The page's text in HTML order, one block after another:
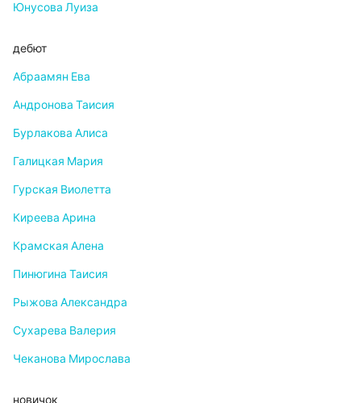
Юнусова Луиза
дебют
Абраамян Ева
Андронова Таисия
Бурлакова Алиса
Галицкая Мария
Гурская Виолетта
Киреева Арина
Крамская Алена
Пинюгина Таисия
Рыжова Александра
Сухарева Валерия
Чеканова Мирослава
новичок